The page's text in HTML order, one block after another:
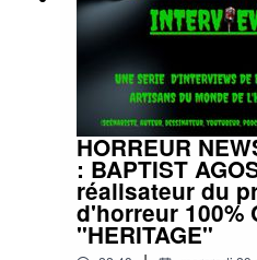
#streaming
#PodcastAddict
#CultureHorreur
#CinemaHorreur
HORREUR
: BAPTIST
réalisateur du
d'horreur 100%
"HERITAGE"